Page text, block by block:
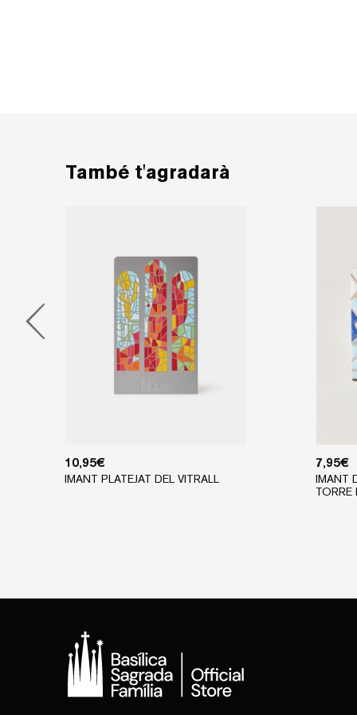
També t'agradarà
10,95€
IMANT PLATEJAT DEL VITRALL
7,95€
IMANT
TORRE